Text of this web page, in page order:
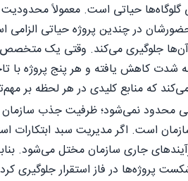
گلوگاه‌ها حیاتی است. معمولاً
در چندین پروژه حیاتی الزامی
جلوگیری می‌کند. وقتی یک متخصص
شدت کاهش یافته و هر پنج پروژه با
که منابع کلیدی در هر لحظه بر
محدود نمی‌شود؛ ظرفیت جذب
است. اگر مدیریت سبد ابتکارات
جاری سازمان مختل می‌شود.
پروژه‌ها در فاز استقرار جلوگیری